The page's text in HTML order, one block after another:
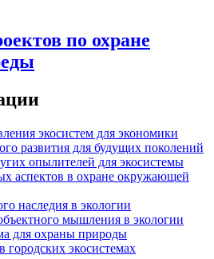
по охране
экосистем для экономики
развития для будущих поколений
опылителей для экосистемы
аспектов в охране окружающей
наследия в экологии
мышления в экологии
для охраны природы
городских экосистемах